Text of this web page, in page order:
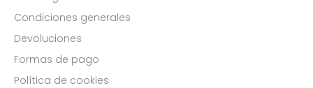
Condiciones generales
Devoluciones
Formas de pago
Política de cookies